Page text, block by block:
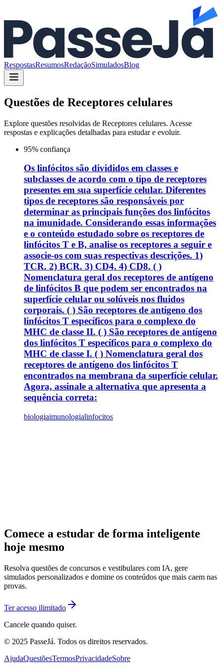
RespostasResumosRedaçãoSimuladosBlog
Questões de Receptores celulares
Explore questões resolvidas de Receptores celulares. Acesse
respostas e explicações detalhadas para estudar e evoluir.
95% confiança
Os linfócitos são divididos em classes e
subclasses de acordo com o tipo de receptores
presentes em sua superfície celular. Diferentes
tipos de receptores são responsáveis por
determinar as principais funções dos linfócitos
na imunidade. Considerando essas informações
e o conteúdo estudado sobre os receptores de
linfócitos T e B, analise os receptores a seguir e
associe-os com suas respectivas descrições. 1)
TCR. 2) BCR. 3) CD4. 4) CD8. ( )
Nomenclatura geral dos receptores de antígeno
de linfócitos B que podem ser encontrados na
superfície celular ou solúveis nos fluidos
corporais. ( ) São receptores de antígeno dos
linfócitos T específicos para o complexo do
MHC de classe II. ( ) São receptores de antígeno
dos linfócitos T específicos para o complexo do
MHC de classe I. ( ) Nomenclatura geral dos
receptores de antígeno dos linfócitos T
encontrados na membrana da superfície celular.
Agora, assinale a alternativa que apresenta a
sequência correta:
biologiaimunologialinfocitos
Comece a estudar de forma inteligente
hoje mesmo
Resolva questões de concursos e vestibulares com IA, gere
simulados personalizados e domine os conteúdos que mais caem nas
provas.
Ter acesso ilimitado
Cancele quando quiser.
© 2025 PasseJá. Todos os direitos reservados.
AjudaQuestõesTermosPrivacidadeSobre